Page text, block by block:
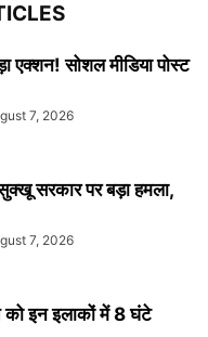
एक्शन! सोशल मीडिया पोस्ट
7, 2026
सरकार पर बड़ा हमला,
7, 2026
इन इलाकों में 8 घंटे